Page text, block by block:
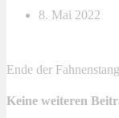
8. Mai 2022
Ende der
Keine weiteren